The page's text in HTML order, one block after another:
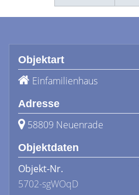
Objektart
Einfamilienhaus
Adresse
58809 Neuenrade
Objektdaten
Objekt-Nr.
5702-sgWOqD